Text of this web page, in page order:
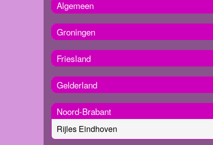
Algemeen
Groningen
Friesland
Gelderland
Noord-Brabant
Rijles Eindhoven